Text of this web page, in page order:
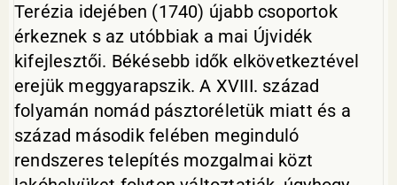
Terézia idejében (1740) újabb csoportok
érkeznek s az utóbbiak a mai Újvidék
kifejlesztői. Békésebb idők elkövetkeztével
erejük meggyarapszik. A XVIII. század
folyamán nomád pásztoréletük miatt és a
század második felében meginduló
rendszeres telepítés mozgalmai közt